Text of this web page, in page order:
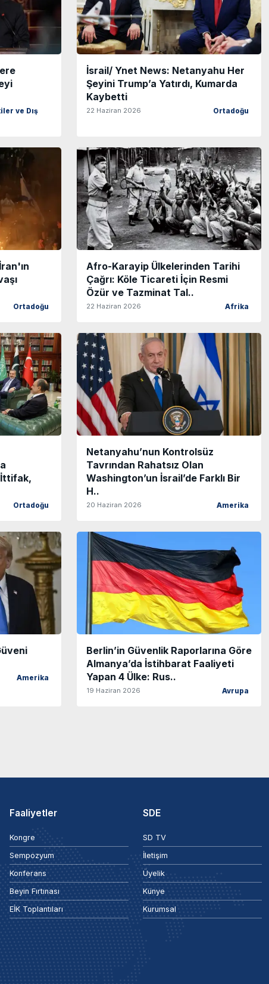
ve Dış
İsrail/ Ynet News: Netanyahu Her
Şeyini Trump’a Yatırdı, Kumarda
Kaybetti
22 Haziran 2026 Ortadoğu
Ortadoğu
Afro-Karayip Ülkelerinden Tarihi
Çağrı: Köle Ticareti İçin Resmi
Özür ve Tazminat Tal..
22 Haziran 2026 Afrika
Ortadoğu
Netanyahu’nun Kontrolsüz
Tavrından Rahatsız Olan
Washington’un İsrail’de Farklı Bir
H..
20 Haziran 2026 Amerika
Amerika
Berlin’in Güvenlik Raporlarına Göre
Almanya’da İstihbarat Faaliyeti
Yapan 4 Ülke: Rus..
19 Haziran 2026 Avrupa
Faaliyetler
Kongre
Sempozyum
Konferans
Beyin Fırtınası
EİK Toplantıları
SDE
SD TV
İletişim
Üyelik
Künye
Kurumsal